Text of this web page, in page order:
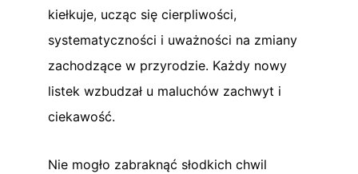
kiełkuje, ucząc się cierpliwości,
systematyczności i uważności na zmiany
zachodzące w przyrodzie. Każdy nowy
listek wzbudzał u maluchów zachwyt i
ciekawość.
Nie mogło zabraknąć słodkich chwil